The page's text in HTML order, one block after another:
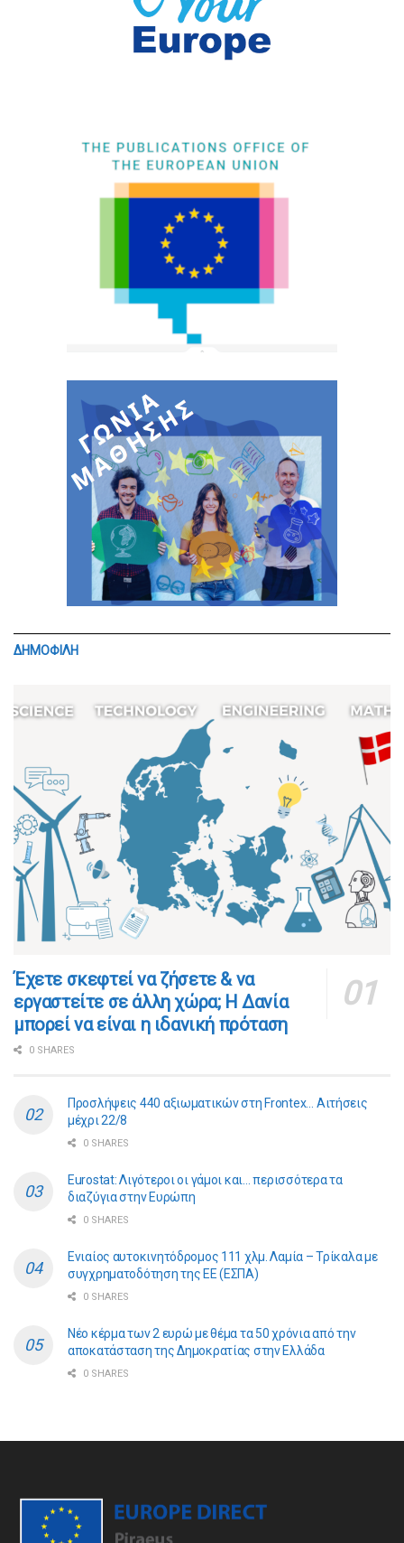
ΔΗΜΟΦΙΛΗ
​​Έχετε σκεφτεί να ζήσετε & να
εργαστείτε σε άλλη χώρα; Η Δανία
μπορεί να είναι η ιδανική πρόταση
0 SHARES
Προσλήψεις 440 αξιωματικών στη Frontex… Αιτήσεις
μέχρι 22/8
0 SHARES
Eurostat: Λιγότεροι οι γάμοι και… περισσότερα τα
διαζύγια στην Ευρώπη
0 SHARES
Ενιαίος αυτοκινητόδρομος 111 χλμ. Λαμία – Τρίκαλα με
συγχρηματοδότηση της ΕE (ΕΣΠΑ)
0 SHARES
Νέο κέρμα των 2 ευρώ με θέμα τα 50 χρόνια από την
αποκατάσταση της Δημοκρατίας στην Ελλάδα
0 SHARES